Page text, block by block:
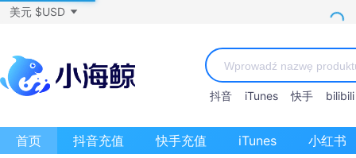
美元 $USD
抖音 iTunes 快手 bilibili
首页 抖音充值 快手充值 iTunes 小红书